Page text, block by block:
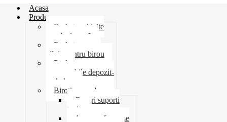
Acasa
Produse
Pachet rechizite
școala de vară
Pachet necesar
zilnic pentru birou
Pachet
consumabile depozit-
ambalare
Birotica-produse
Cosuri suporti
tavite
Ace agrafe capse